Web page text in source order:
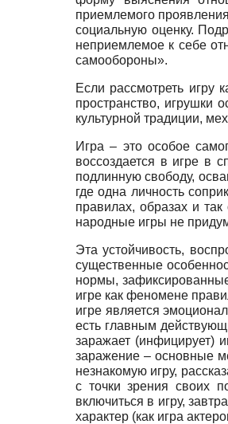
приемлемого
социальную оценку.
неприемлемое к себе
самообороны».
Если рассмотреть игру
пространство, игрушки
культурной традиции,
Игра – это особое
воссоздается в игре в
подлинную свободу,
где одна личность
правилах, образах и
народные игры не
Эта устойчивость,
существенные
нормы,
игре как феномене
игре является
есть главным
заражает (инфицирует)
заражение – основные
незнакомую игру,
с точки зрения своих
включиться в игру,
характер (как игра